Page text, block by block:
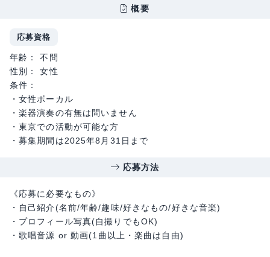
概要
応募資格
年齢： 不問
性別： 女性
条件：
・女性ボーカル
・楽器演奏の有無は問いません
・東京での活動が可能な方
・募集期間は2025年8月31日まで
応募方法
《応募に必要なもの》
・自己紹介(名前/年齢/趣味/好きなもの/好きな音楽)
・プロフィール写真(自撮りでもOK)
・歌唱音源 or 動画(1曲以上・楽曲は自由)